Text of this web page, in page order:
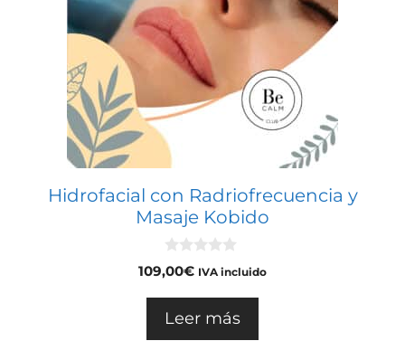
Hidrofacial con Radriofrecuencia y
Masaje Kobido
0
d
109,00€ IVA incluido
Leer más